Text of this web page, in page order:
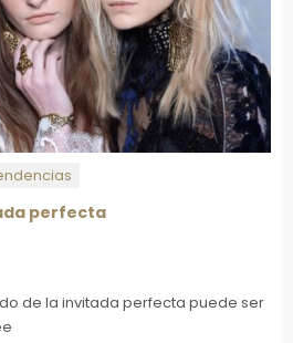
perfecta
de la invitada perfecta puede ser